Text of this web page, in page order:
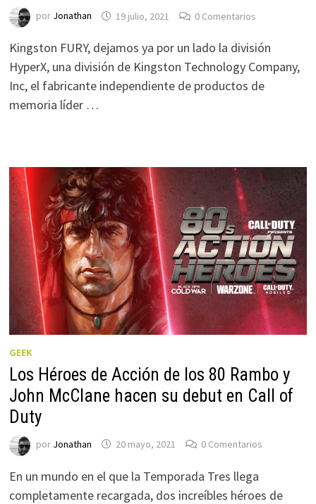
por Jonathan 19 julio, 2021 0 Comentarios
Kingston FURY, dejamos ya por un lado la división
HyperX, una división de Kingston Technology Company,
Inc, el fabricante independiente de productos de
memoria líder …
GEEK
Los Héroes de Acción de los 80 Rambo y
John McClane hacen su debut en Call of
Duty
por Jonathan 20 mayo, 2021 0 Comentarios
En un mundo en el que la Temporada Tres llega
completamente recargada, dos increíbles héroes de